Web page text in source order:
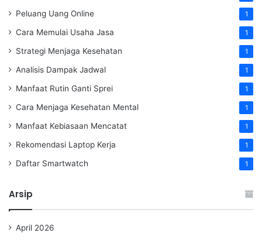
Peluang Uang Online 1
Cara Memulai Usaha Jasa 1
Strategi Menjaga Kesehatan 1
Analisis Dampak Jadwal 1
Manfaat Rutin Ganti Sprei 1
Cara Menjaga Kesehatan Mental 1
Manfaat Kebiasaan Mencatat 1
Rekomendasi Laptop Kerja 1
Daftar Smartwatch 1
Arsip
April 2026